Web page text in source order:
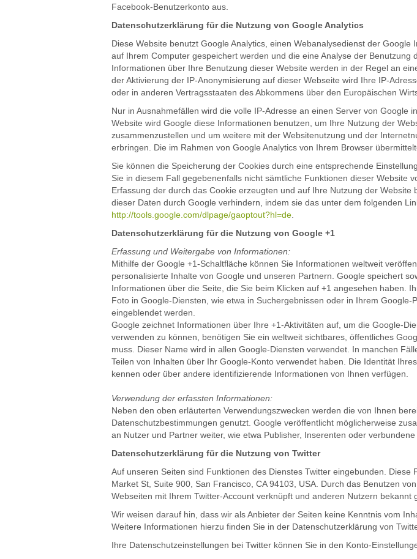
Facebook-Benutzerkonto aus.
Datenschutzerklärung für die Nutzung von Google Analytics
Diese Website benutzt Google Analytics, einen Webanalysedienst der
auf Ihrem Computer gespeichert werden und die eine Analyse der
Informationen über Ihre Benutzung dieser Website werden in der Regel an
der Aktivierung der IP-Anonymisierung auf dieser Webseite wird Ihre IP-
oder in anderen Vertragsstaaten des Abkommens über den Europäischen
Nur in Ausnahmefällen wird die volle IP-Adresse an einen Server von
Website wird Google diese Informationen benutzen, um Ihre Nutzung der
zusammenzustellen und um weitere mit der Websitenutzung und der
erbringen. Die im Rahmen von Google Analytics von Ihrem Browser
Sie können die Speicherung der Cookies durch eine entsprechende
Sie in diesem Fall gegebenenfalls nicht sämtliche Funktionen dieser Website
Erfassung der durch das Cookie erzeugten und auf Ihre Nutzung der
dieser Daten durch Google verhindern, indem sie das unter dem folgenden
http://tools.google.com/dlpage/gaoptout?hl=de.
Datenschutzerklärung für die Nutzung von Google +1
Erfassung und Weitergabe von Informationen:
Mithilfe der Google +1-Schaltfläche können Sie Informationen weltweit
personalisierte Inhalte von Google und unseren Partnern. Google speichert
Informationen über die Seite, die Sie beim Klicken auf +1 angesehen haben.
Foto in Google-Diensten, wie etwa in Suchergebnissen oder in Ihrem
eingeblendet werden.
Google zeichnet Informationen über Ihre +1-Aktivitäten auf, um die Google-
verwenden zu können, benötigen Sie ein weltweit sichtbares, öffentliches
muss. Dieser Name wird in allen Google-Diensten verwendet. In manchen
Teilen von Inhalten über Ihr Google-Konto verwendet haben. Die Identität
kennen oder über andere identifizierende Informationen von Ihnen verfügen.
Verwendung der erfassten Informationen:
Neben den oben erläuterten Verwendungszwecken werden die von Ihnen
Datenschutzbestimmungen genutzt. Google veröffentlicht möglicherweise
an Nutzer und Partner weiter, wie etwa Publisher, Inserenten oder verbundene
Datenschutzerklärung für die Nutzung von Twitter
Auf unseren Seiten sind Funktionen des Dienstes Twitter eingebunden.
Market St, Suite 900, San Francisco, CA 94103, USA. Durch das Benutzen
Webseiten mit Ihrem Twitter-Account verknüpft und anderen Nutzern
Wir weisen darauf hin, dass wir als Anbieter der Seiten keine Kenntnis vom
Weitere Informationen hierzu finden Sie in der Datenschutzerklärung von
Ihre Datenschutzeinstellungen bei Twitter können Sie in den Konto-